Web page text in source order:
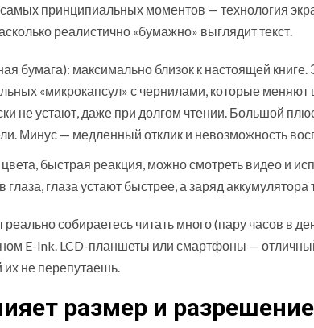
принципиальных моментов — технология
реалистично «бумажно» выглядит текст.
бумага): максимально близок к настоящей
«микрокапсул» с чернилами, которые меняют
не устают, даже при долгом чтении. Большой
Минус — медленный отклик и невозможность
цвета, быстрая реакция, можно смотреть видео и
глаза, глаза устают быстрее, а заряд аккумулятора
собираетесь читать много (пару часов в
E-Ink. LCD-планшеты или смартфоны —
не перепутаешь.
размер и